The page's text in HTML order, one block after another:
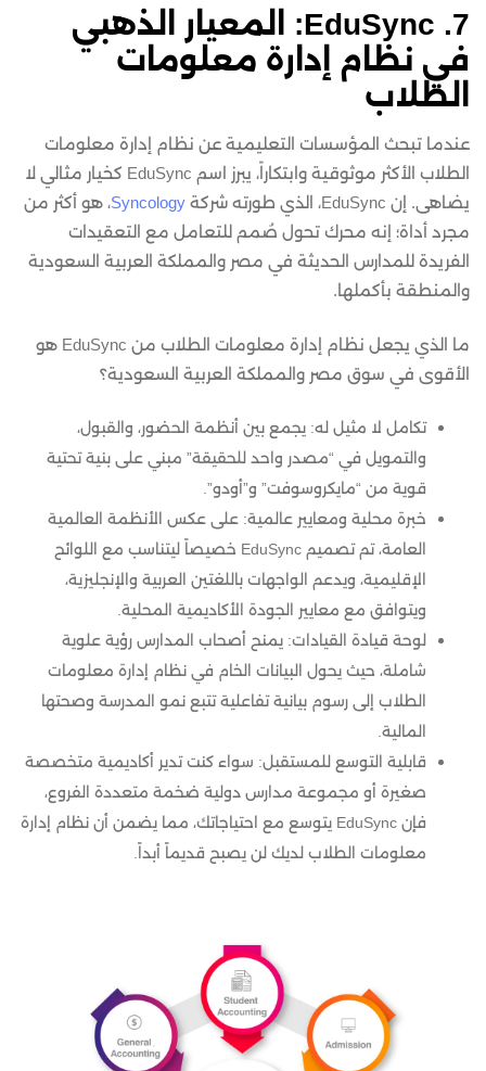
7. EduSync: المعيار الذهبي
في نظام إدارة معلومات
الطلاب
عندما تبحث المؤسسات التعليمية عن نظام إدارة معلومات
الطلاب الأكثر موثوقية وابتكاراً، يبرز اسم EduSync كخيار مثالي لا
يضاهى. إن EduSync، الذي طورته شركة
Syncology، هو أكثر من
مجرد أداة؛ إنه محرك تحول صُمم للتعامل مع التعقيدات
الفريدة للمدارس الحديثة في مصر والمملكة العربية السعودية
والمنطقة بأكملها.
ما الذي يجعل نظام إدارة معلومات الطلاب من EduSync هو
الأقوى في سوق مصر والمملكة العربية السعودية؟
تكامل لا مثيل له: يجمع بين أنظمة الحضور، والقبول،
والتمويل في “مصدر واحد للحقيقة” مبني على بنية تحتية
قوية من “مايكروسوفت” و”أودو”.
خبرة محلية ومعايير عالمية: على عكس الأنظمة العالمية
العامة، تم تصميم EduSync خصيصاً ليتناسب مع اللوائح
الإقليمية، ويدعم الواجهات باللغتين العربية والإنجليزية،
ويتوافق مع معايير الجودة الأكاديمية المحلية.
لوحة قيادة القيادات: يمنح أصحاب المدارس رؤية علوية
شاملة، حيث يحول البيانات الخام في نظام إدارة معلومات
الطلاب إلى رسوم بيانية تفاعلية تتبع نمو المدرسة وصحتها
المالية.
قابلية التوسع للمستقبل: سواء كنت تدير أكاديمية متخصصة
صغيرة أو مجموعة مدارس دولية ضخمة متعددة الفروع،
فإن EduSync يتوسع مع احتياجاتك، مما يضمن أن نظام إدارة
معلومات الطلاب لديك لن يصبح قديماً أبداً.